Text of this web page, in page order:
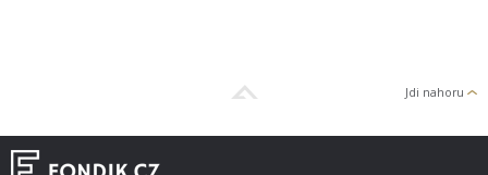
Jdi nahoru